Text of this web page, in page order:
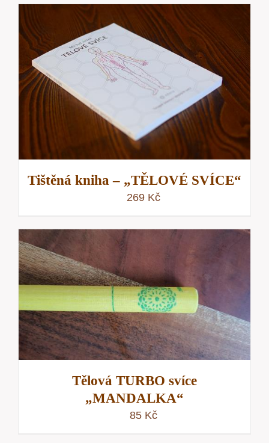
Tištěná kniha – „TĚLOVÉ SVÍCE“
269 Kč
Tělová TURBO svíce
„MANDALKA“
85 Kč